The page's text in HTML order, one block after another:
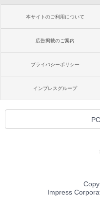
本サイトのご利用について
広告掲載のご案内
プライバシーポリシー
インプレスグループ
Impress